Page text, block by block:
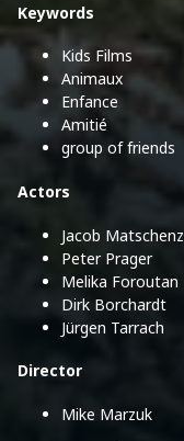
Keywords
Kids Films
Animaux
Enfance
Amitié
group of friends
Actors
Jacob Matschenz
Peter Prager
Melika Foroutan
Dirk Borchardt
Jürgen Tarrach
Director
Mike Marzuk